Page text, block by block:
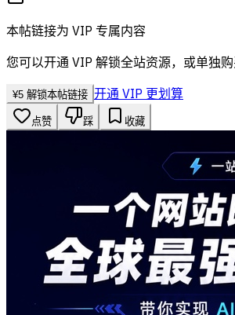
本帖链接为 VIP 专属内容
您可以开通 VIP 解锁全站资源，或单独购
¥5 解锁本帖链接 开通 VIP 更划算
点赞 踩 收藏